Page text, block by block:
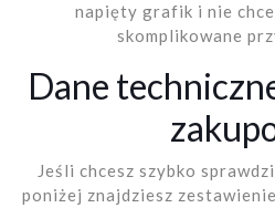
napięty grafik i nie
skomplikowane
Dane
Jeśli chcesz szybko
poniżej znajdziesz